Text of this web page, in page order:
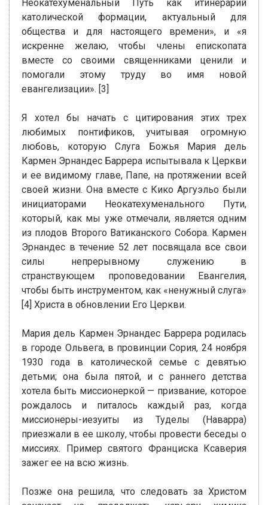
Неокатехуменальный Путь как итинерарий
католической формации, актуальный для
общества и для настоящего времени», и «я
искренне желаю, чтобы члены епископата
вместе со своими священниками ценили и
помогали этому труду во имя новой
евангелизации». [3]
Я хотел бы начать с цитирования этих трех
любимых понтификов, учитывая огромную
любовь, которую Слуга Божья Мария дель
Кармен Эрнандес Баррера испытывала к Церкви
и ее видимому главе, Папе, на протяжении всей
своей жизни. Она вместе с Кико Аргуэльо были
инициаторами Неокатехуменального Пути,
который, как мы уже отмечали, является одним
из плодов Второго Ватиканского Собора. Кармен
Эрнандес в течение 52 лет посвящала все свои
силы непрерывному служению в
странствующем проповедовании Евангелия,
чтобы быть инструментом, как «ненужный слуга»
[4] Христа в обновлении Его Церкви.
Мария дель Кармен Эрнандес Баррера родилась
в городе Ольвега, в провинции Сория, 24 ноября
1930 года в католической семье с девятью
детьми; она была пятой, и с раннего детства
хотела быть миссионеркой — призвание, которое
рождалось и питалось каждый раз, когда
миссионеры-иезуиты из Туделы (Наварра)
приезжали в ее школу, чтобы провести беседы о
миссиях. Пример святого Франциска Ксаверия
зажег ее на всю жизнь.
Позже она решила, что следовать за Христом